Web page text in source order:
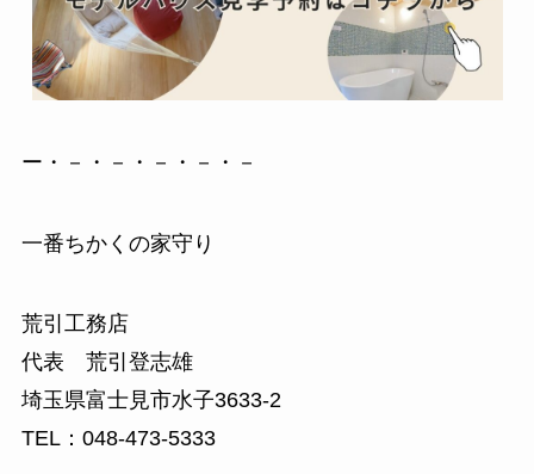
ー・－・－・－・－・－
一番ちかくの家守り
荒引工務店
代表 荒引登志雄
埼玉県富士見市水子3633-2
TEL：048-473-5333